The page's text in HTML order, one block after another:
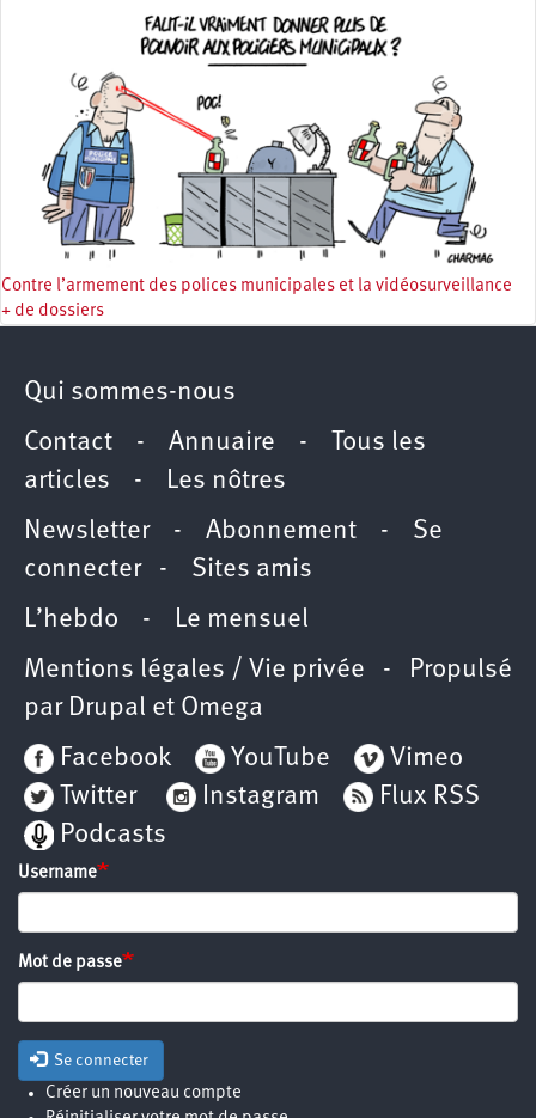
Contre l’armement des polices municipales et la vidéosurveillance
+ de dossiers
Qui sommes-nous
Contact - Annuaire -
Tous les
articles - Les nôtres
Newsletter- Abonnement - Se
connecter- Sites amis
L’hebdo - Le mensuel
Mentions légales / Vie privée - Propulsé
par Drupal et Omega
Facebook
YouTube
Vimeo
Twitter
Instagram
Flux RSS
Podcasts
Username
Mot de passe
Se connecter
Créer un nouveau compte